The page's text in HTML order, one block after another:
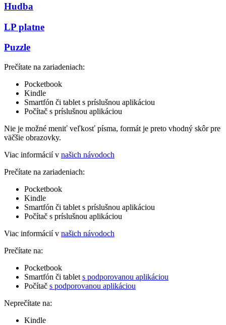
Hudba
LP platne
Puzzle
Prečítate na zariadeniach:
Pocketbook
Kindle
Smartfón či tablet s príslušnou aplikáciou
Počítač s príslušnou aplikáciou
Nie je možné meniť veľkosť písma, formát je preto vhodný skôr pre
väčšie obrazovky.
Viac informácií v našich návodoch
Prečítate na zariadeniach:
Pocketbook
Kindle
Smartfón či tablet s príslušnou aplikáciou
Počítač s príslušnou aplikáciou
Viac informácií v našich návodoch
Prečítate na:
Pocketbook
Smartfón či tablet s podporovanou aplikáciou
Počítač s podporovanou aplikáciou
Neprečítate na:
Kindle